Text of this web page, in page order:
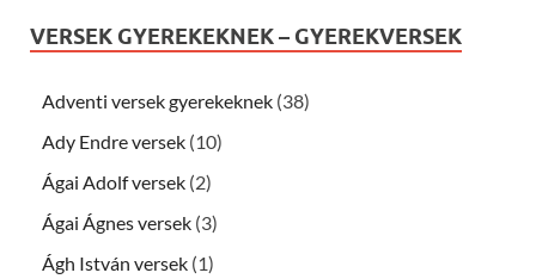
VERSEK GYEREKEKNEK – GYEREKVERSEK
Adventi versek gyerekeknek (38)
Ady Endre versek (10)
Ágai Adolf versek (2)
Ágai Ágnes versek (3)
Ágh István versek (1)